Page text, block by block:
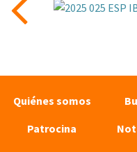
Quiénes somos
Patrocina